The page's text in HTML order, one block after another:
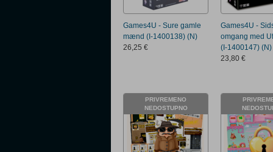
Games4U - Sure gamle
mænd (I-1400138) (N)
26,25 €
Games4U -
omgang med
(I-1400147) (N)
23,80 €
PRIVREMENO
NEDOSTUPNO